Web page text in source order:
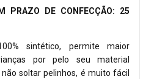
PRAZO DE CONFECÇÃO: 25
sintético, permite maior
por pelo seu material
soltar pelinhos, é muito fácil